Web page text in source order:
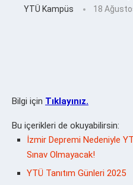
YTÜ Kampüs 18
Bilgi için Tıklayınız.
Bu içerikleri de okuyabilirsin:
İzmir Depremi Nedeniyle
Sınav Olmayacak!
YTÜ Tanıtım Günleri 2025